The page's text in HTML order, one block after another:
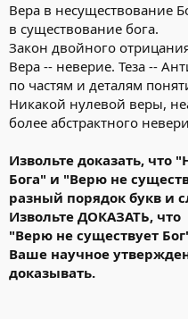
Вера в несуществование
в существование бога.
Закон двойного
Вера -- неверие. Теза --
по частям и деталям
Никакой нулевой веры,
более абстрактного
Извольте доказать, что
Бога" и "Верю не
разный порядок букв и
Извольте ДОКАЗАТЬ, что
"Верю не существует
Ваше научное
доказывать.